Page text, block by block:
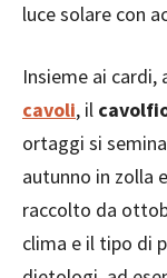
luce solare con
Insieme ai cardi,
cavoli, il
ortaggi si
autunno in zolla
raccolto da
clima e il tipo di